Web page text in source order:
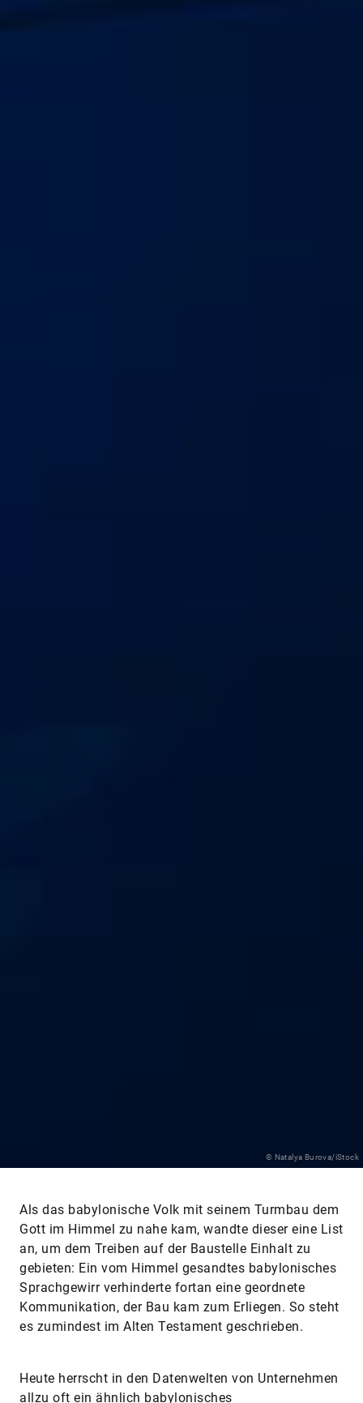
© Natalya Burova/iStock
Als das babylonische Volk mit seinem Turmbau dem
Gott im Himmel zu nahe kam, wandte dieser eine List
an, um dem Treiben auf der Baustelle Einhalt zu
gebieten: Ein vom Himmel gesandtes babylonisches
Sprachgewirr verhinderte fortan eine geordnete
Kommunikation, der Bau kam zum Erliegen. So steht
es zumindest im Alten Testament ­geschrieben.
Heute herrscht in den Datenwelten von Unternehmen
allzu oft ein ähnlich babylonisches